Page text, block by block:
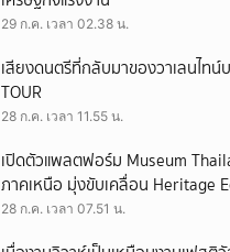
29 ก.ค. เวลา 02.38 น.
เสียงดนตรีที่กลับมาของวาเลนไทน์
TOUR
28 ก.ค. เวลา 11.55 น.
เปิดตัวแพลตฟอร์ม Museum
ภาคเหนือ มุ่งขับเคลื่อน Heritage
28 ก.ค. เวลา 07.51 น.